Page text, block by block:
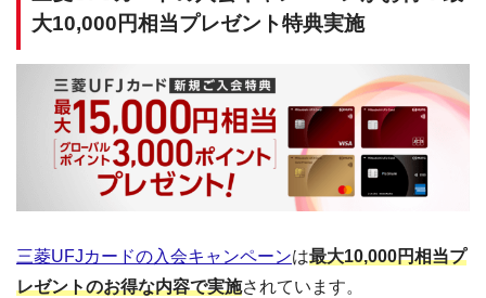
大10,000円相当プレゼント特典実施
三菱UFJカードの入会キャンペーンは最大10,000円相当プ
レゼントのお得な内容で実施されています。